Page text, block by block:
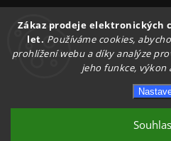
Zákaz prodeje elektronických
let. Používáme cookies,
prohlížení webu a díky analýze
jeho funkce, výkon
Upravit
Shoptet |